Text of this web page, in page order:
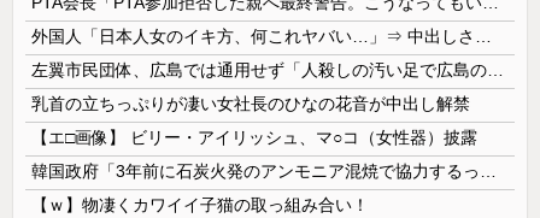
乳首の立ちっぷりが凄い女社長のひなの花音が中出し解禁
【エ□画像】 ビリー・アイリッシュ、マ○コ（女性器）披露
【ｗ】物凄くカワイイ子猫の取っ組み合い！